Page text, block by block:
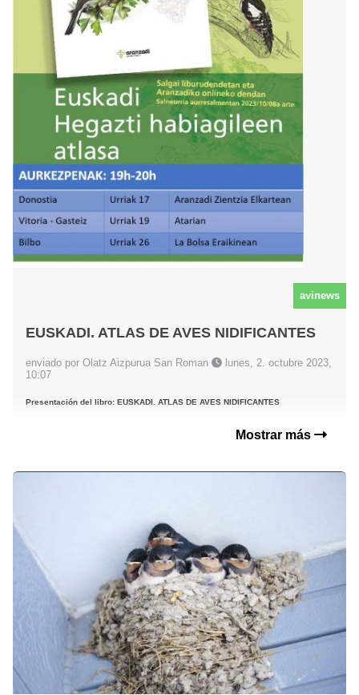
avinews
EUSKADI. ATLAS DE AVES NIDIFICANTES
enviado por Olatz Aizpurua San Roman
lunes, 2. octubre 2023,
10:07
Presentación del libro: EUSKADI. ATLAS DE AVES NIDIFICANTES
Mostrar más